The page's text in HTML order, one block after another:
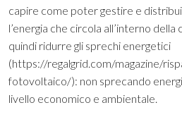
capire come poter gestire e
l’energia che circola all’interno
quindi ridurre gli sprechi energetici
(https://regalgrid.com/magazine/
fotovoltaico/): non sprecando
livello economico e ambientale.